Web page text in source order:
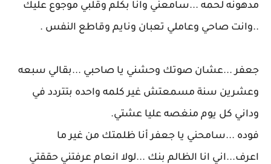
مدهونه لحمه ...سامعني وانا بكلم وقلبي موجوع عليك
..وانت صاحي وعاملي تعبان ونايم وقاطع النفس .
جعفر ...عشان صوتك وحشني يا صاحبي ...بقالي سبعه
وعشرين سنة مسمعتش غير كلمه واحده بتتردد في
وداني كل يوم منغصه عليا عشتي.
فوده ...سامحني يا جعفر أنا ظلمتك من غير ما
اعرف...اني انا الظالم بنك ...لولا انعام عرفتني حققتي